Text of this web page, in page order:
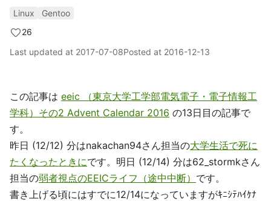
Linux
Gentoo
26
Last updated at 2017-07-08Posted at 2016-12-13
この記事は eeic （東京大学工学部電気電子・電子情報工
学科）その2 Advent Calendar 2016 の13日目の記事で
す。
昨日 (12/12) 分はnakachan94さん担当の大学生活で死に
たくなったときにです。明日 (12/14) 分は62_stormkさん
担当の弱者視点のEEICライフ（途中中断） です。
書き上げる頃にはすでに12/14になっていますがｷﾆｼﾃﾊｲｹﾅ